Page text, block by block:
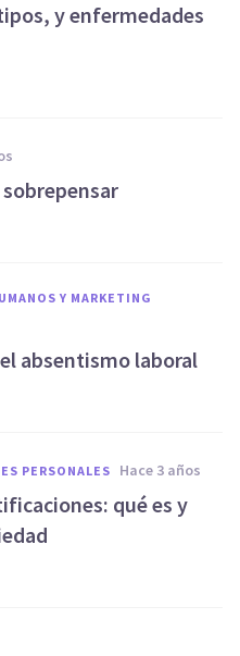
y enfermedades
Y MARKETING
absentismo laboral
PERSONALES hace 3 años
qué es y